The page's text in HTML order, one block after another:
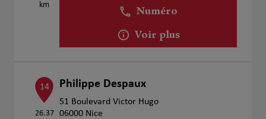
km
Numéro
Voir plus
14
26.37
Philippe Despaux
51 Boulevard Victor Hugo
06000 Nice